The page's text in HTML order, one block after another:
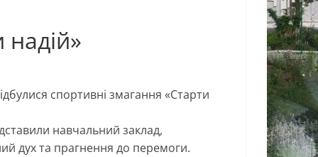
спортивні змагання «Старти
навчальний заклад,
дух та прагнення до перемоги.